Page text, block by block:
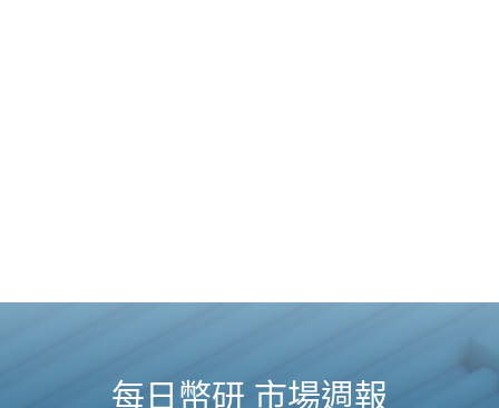
每日幣研 市場週報